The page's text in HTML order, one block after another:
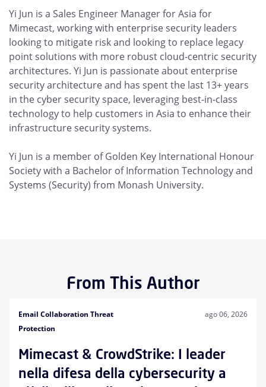
Yi Jun is a Sales Engineer Manager for Asia for
Mimecast, working with enterprise security leaders
looking to mitigate risk and looking to replace legacy
point solutions with more robust cloud-centric security
architectures. Yi Jun is passionate about enterprise
security architecture and has spent the last 13+ years
in the cyber security space, leveraging best-in-class
technology to help customers in Asia to enhance their
infrastructure security systems.
Yi Jun is a member of Golden Key International Honour
Society with a Bachelor of Information Technology and
Systems (Security) from Monash University.
From This Author
Email Collaboration Threat
Protection
ago 06, 2026
Mimecast & CrowdStrike: I leader
nella difesa della cybersecurity a